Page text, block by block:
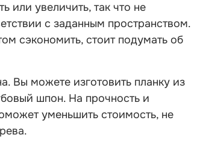
или увеличить, так что не
с заданным пространством.
сэкономить, стоит подумать об
Вы можете изготовить планку из
шпон. На прочность и
уменьшить стоимость, не